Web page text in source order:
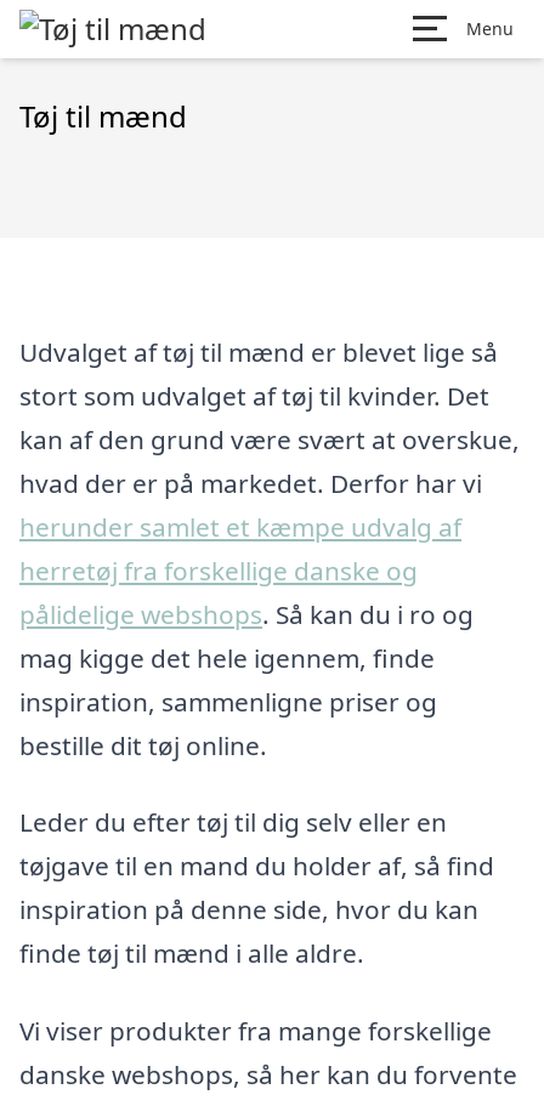
Menu
Tøj til mænd
Udvalget af tøj til mænd er blevet lige så
stort som udvalget af tøj til kvinder. Det
kan af den grund være svært at overskue,
hvad der er på markedet. Derfor har vi
herunder samlet et kæmpe udvalg af
herretøj fra forskellige danske og
pålidelige webshops. Så kan du i ro og
mag kigge det hele igennem, finde
inspiration, sammenligne priser og
bestille dit tøj online.
Leder du efter tøj til dig selv eller en
tøjgave til en mand du holder af, så find
inspiration på denne side, hvor du kan
finde tøj til mænd i alle aldre.
Vi viser produkter fra mange forskellige
danske webshops, så her kan du forvente